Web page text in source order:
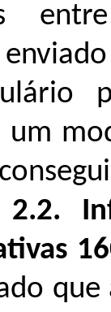
2.2.
que